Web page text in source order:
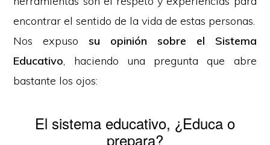
encontrar el sentido de la vida de estas personas.
Nos expusosu opinión sobre el Sistema
Educativo , haciendo una pregunta que abre
bastante los ojos:
El sistema educativo, ¿Educa o
prepara?